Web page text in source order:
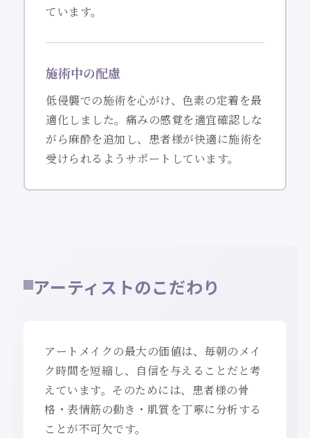
ています。
施術中の配慮
低侵襲での施術を心がけ、色素の定着を最
適化しました。痛みの感覚を適宜確認しな
がら麻酔を追加し、患者様が快適に施術を
受けられるようサポートしています。
アーティストのこだわり
アートメイクの最大の価値は、毎朝のメイ
ク時間を短縮し、自信を与えることだと考
えています。そのためには、患者様の骨
格・表情筋の動き・肌質を丁寧に分析する
ことが不可欠です。